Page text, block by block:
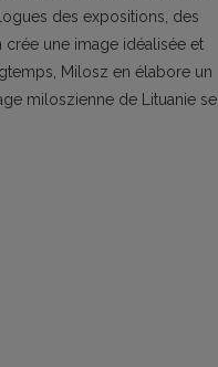
des expositions, des
crée une image idéalisée et
Milosz en élabore un
miloszienne de Lituanie se